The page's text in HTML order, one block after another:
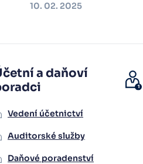
10. 02. 2025
a daňoví
Vedení účetnictví
Auditorské služby
Daňové poradenství